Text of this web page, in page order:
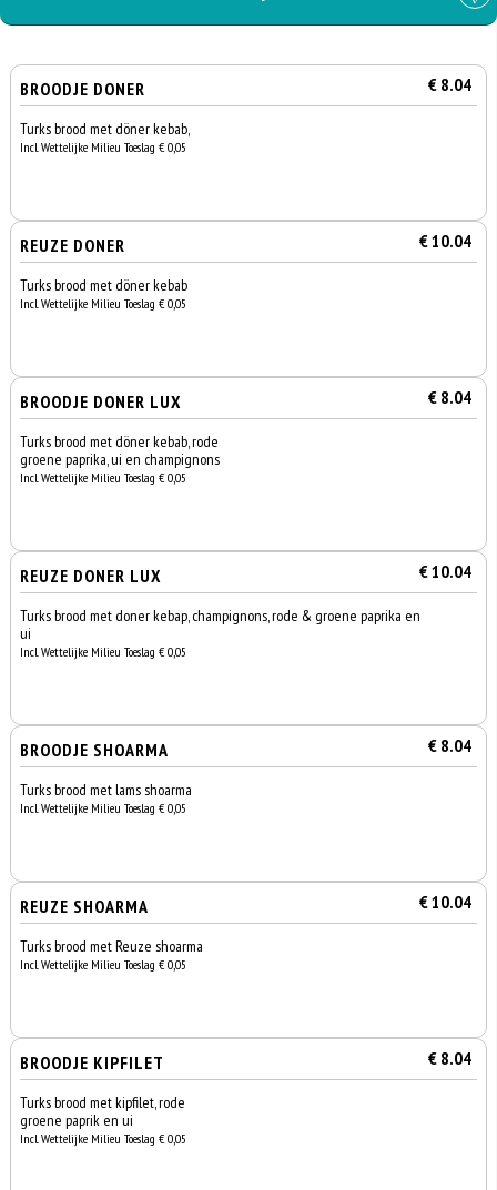
BROODJE DONER € 8.04
Turks brood met döner kebab,
Incl. Wettelijke Milieu Toeslag € 0,05
REUZE DONER € 10.04
Turks brood met döner kebab
Incl. Wettelijke Milieu Toeslag € 0,05
BROODJE DONER LUX € 8.04
Turks brood met döner kebab, rode
groene paprika, ui en champignons
Incl. Wettelijke Milieu Toeslag € 0,05
REUZE DONER LUX € 10.04
Turks brood met doner kebap, champignons, rode & groene paprika en
ui
Incl. Wettelijke Milieu Toeslag € 0,05
BROODJE SHOARMA € 8.04
Turks brood met lams shoarma
Incl. Wettelijke Milieu Toeslag € 0,05
REUZE SHOARMA € 10.04
Turks brood met Reuze shoarma
Incl. Wettelijke Milieu Toeslag € 0,05
BROODJE KIPFILET € 8.04
Turks brood met kipfilet, rode
groene paprik en ui
Incl. Wettelijke Milieu Toeslag € 0,05